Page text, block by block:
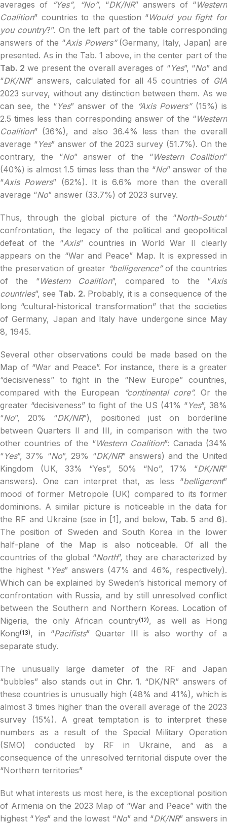
averages of “Yes”, “No”, “DK/NR” answers of “Western
Coalition” countries to the question “Would you fight for
you country?”. On the left part of the table corresponding
answers of the “Axis Powers”(Germany, Italy, Japan) are
presented. As in the Tab. 1 above, in the center part of the
Tab. 2 we present the overall averages of “Yes”, “No” and
“DK/NR” answers, calculated for all 45 countries of GIA
2023 survey, without any distinction between them. As we
can see, the “Yes” answer of the “Axis Powers”(15%) is
2.5 times less than corresponding answer of the “Western
Coalition” (36%), and also 36.4% less than the overall
average “Yes” answer of the 2023 survey (51.7%). On the
contrary, the “No” answer of the “Western Coalition”
(40%) is almost 1.5 times less than the “No” answer of the
“Axis Powers” (62%). It is 6.6% more than the overall
average “No” answer (33.7%) of 2023 survey.
Thus, through the global picture of the “North–South”
confrontation, the legacy of the political and geopolitical
defeat of the “Axis” countries in World War II clearly
appears on the “War and Peace” Map. It is expressed in
the preservation of greater “belligerence”of the countries
of the “Western Coalition”, compared to the “Axis
countries”, see Tab. 2. Probably, it is a consequence of the
long “cultural-historical transformation” that the societies
of Germany, Japan and Italy have undergone since May
8, 1945.
Several other observations could be made based on the
Map of “War and Peace”. For instance, there is a greater
“decisiveness” to fight in the “New Europe” countries,
compared with the European
“continental core”. Or the
greater “decisiveness” to fight of the US (41% “Yes”, 38%
“No”, 20% “DK/NR”), positioned just on borderline
between Quarters II and III, in comparison with the two
other countries of the “Western Coalition”: Canada (34%
“Yes”, 37% “No”, 29% “DK/NR” answers) and the United
Kingdom (UK, 33% “Yes”, 50% “No”, 17% “DK/NR”
answers). One can interpret that, as less “belligerent”
mood of former Metropole (UK) compared to its former
dominions. A similar picture is noticeable in the data for
the RF and Ukraine (see in [1], and below, Tab. 5 and 6).
The position of Sweden and South Korea in the lower
half-plane of the Map is also noticeable. Of all the
countries of the global “North”, they are characterized by
the highest “Yes” answers (47% and 46%, respectively).
Which can be explained by Sweden’s historical memory of
confrontation with Russia, and by still unresolved conflict
between the Southern and Northern Koreas. Location of
Nigeria, the only African country(12), as well as Hong
Kong(13), in “Pacifists” Quarter III is also worthy of a
separate study.
The unusually large diameter of the RF and Japan
“bubbles” also stands out in Chr. 1. “DK/NR” answers of
these countries is unusually high (48% and 41%), which is
almost 3 times higher than the overall average of the 2023
survey (15%). A great temptation is to interpret these
numbers as a result of the Special Military Operation
(SMO) conducted by RF in Ukraine, and as a
consequence of the unresolved territorial dispute over the
“Northern territories”
But what interests us most here, is the exceptional position
of Armenia on the 2023 Map of “War and Peace” with the
highest “Yes” and the lowest “No” and “DK/NR” answers in